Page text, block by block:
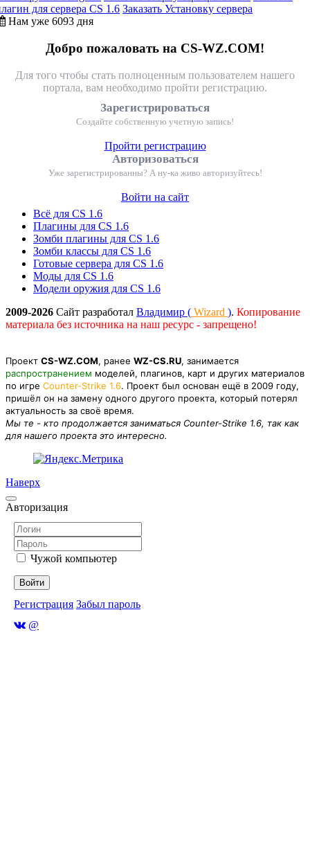
для сервера CS 1.6 Заказать Установку сервера
Нам уже 6093 дня
Добро пожаловать на CS-WZ.COM!
Для того чтобы стать полноценным пользователем нашего
портала, вам необходимо пройти регистрацию.
Зарегистрироваться
Создайте собственную учетную запись!
Пройти регистрацию
Авторизоваться
Уже зарегистрированны? А ну-ка живо авторизуйтесь!
Войти на сайт
Всё для CS 1.6
Плагины для CS 1.6
Зомби плагины для CS 1.6
Зомби классы для CS 1.6
Готовые сервера для CS 1.6
Моды для CS 1.6
Модели оружия для CS 1.6
2009-2026 Сайт разработал Владимир ( Wizard ). Копирование
материала без источника на наш ресурс - запрещено!
Проект CS-WZ.COM, ранее WZ-CS.RU, занимается
распространением моделей, плагинов, карт и других материалов
по игре Counter-Strike 1.6. Проект был основан ещё в 2009 году,
пришёл он на замену одного другого проекта, который потерял
актуальность за своё время.
Мы те - кто продолжается заниматься Counter-Strike 1.6, так как
для нашего проекта это интересно.
Наверх
Авторизация
Чужой компьютер
Войти
Регистрация Забыл пароль
@